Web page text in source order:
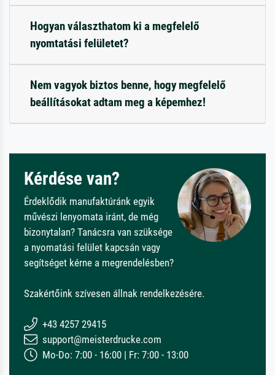
Hogyan választhatom ki a megfelelő
nyomtatási felületet?
Nem vagyok biztos benne, hogy megfelelő
beállításokat adtam meg a képemhez!
Kérdése van?
Érdeklődik manufaktúránk egyik
művészi lenyomata iránt, de még
bizonytalan? Tanácsra van szüksége
a nyomatási felület kapcsán vagy
segítséget kérne a megrendelésben?
Szakértőink szívesen állnak rendelkezésére.
+43 4257 29415
support@meisterdrucke.com
Mo-Do: 7:00 - 16:00 | Fr: 7:00 - 13:00